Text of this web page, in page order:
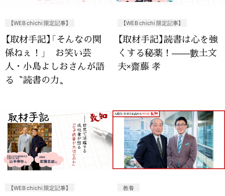
【WEB chichi 限定記事】
【取材手記】「そんなの関
係ねぇ！」 お笑い芸
人・小島よしおさんが語
る〝読書の力〟
【WEB chichi 限定記事】
【取材手記】読書は心を強
くする秘薬！——數土文
夫×齋藤 孝
【WEB chichi 限定記事】 教養